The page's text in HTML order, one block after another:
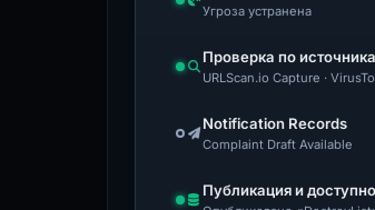
Угроза устранена
Проверка по
URLScan.io Capture ·
Notification Records
Complaint Draft Available
Публикация и